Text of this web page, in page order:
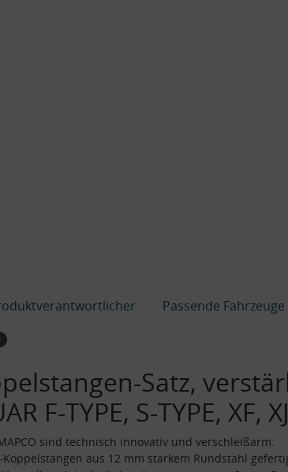
Passende Fahrzeuge
Satz,
F-TYPE, S-TYPE, XF,
sind technisch innovativ und verschleißarm.
Koppelstangen aus 12 mm starkem Rundstahl